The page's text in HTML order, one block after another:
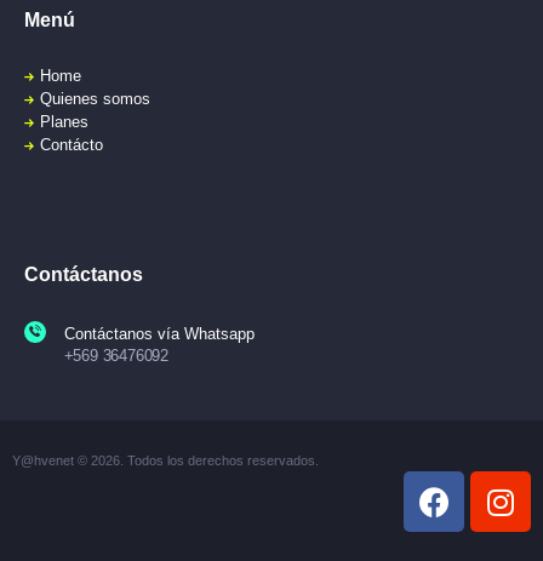
Menú
Home
Quienes somos
Planes
Contácto
Contáctanos
Contáctanos vía Whatsapp
+569 36476092
Y@hvenet © 2026. Todos los derechos reservados.